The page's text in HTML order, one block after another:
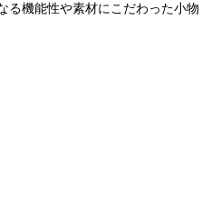
る機能性や素材にこだわった小物